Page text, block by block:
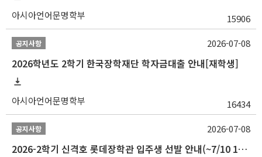
아시아언어문명학부 15906
공지사항
2026학년도 2학기 한국장학재단 학자금대출 안내[재학생]
아시아언어문명학부 16434
2026-07-08
공지사항
2026-2학기 신격호 롯데장학관 입주생 선발 안내(~7/10 10:00)
2026-07-08